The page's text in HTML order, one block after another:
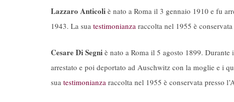
Lazzaro Anticoli è nato a Roma il 3 gennaio 1910 e fu
1943. La sua testimonianza raccolta nel 1955 è
Cesare Di Segni è nato a Roma il 5 agosto 1899.
arrestato e poi deportato ad Auschwitz con la moglie e i
sua testimonianza raccolta nel 1955 è conservata presso